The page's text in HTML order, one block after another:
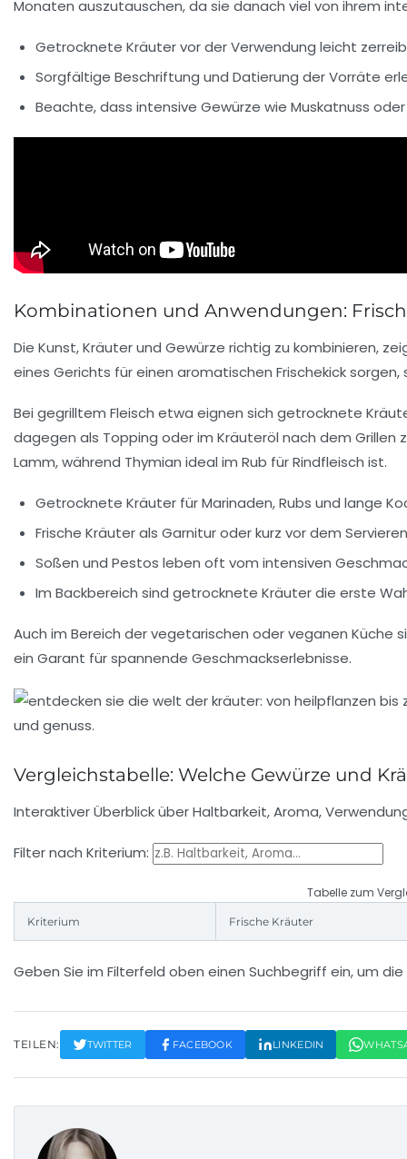
Monaten auszutauschen, da sie danach viel von ihrem
Getrocknete Kräuter vor der Verwendung leicht
Sorgfältige Beschriftung und Datierung der Vorräte
Beachte, dass intensive Gewürze wie Muskatnuss
Kombinationen und Anwendungen:
Die Kunst, Kräuter und Gewürze richtig zu kombinieren,
eines Gerichts für einen aromatischen Frischekick
Bei gegrilltem Fleisch etwa eignen sich getrocknete
dagegen als Topping oder im Kräuteröl nach dem Grillen
Lamm, während Thymian ideal im Rub für Rindfleisch ist.
Getrocknete Kräuter für Marinaden, Rubs und lange
Frische Kräuter als Garnitur oder kurz vor dem
Soßen und Pestos leben oft vom intensiven
Im Backbereich sind getrocknete Kräuter die erste
Auch im Bereich der vegetarischen oder veganen Küche
ein Garant für spannende Geschmackserlebnisse.
Vergleichstabelle: Welche Gewürze und
Interaktiver Überblick über Haltbarkeit, Aroma,
Filter nach Kriterium:
Tabelle zum
Kriterium Frische Kräuter
Geben Sie im Filterfeld oben einen Suchbegriff ein, um
TEILEN: TWITTER FACEBOOK LINKEDIN